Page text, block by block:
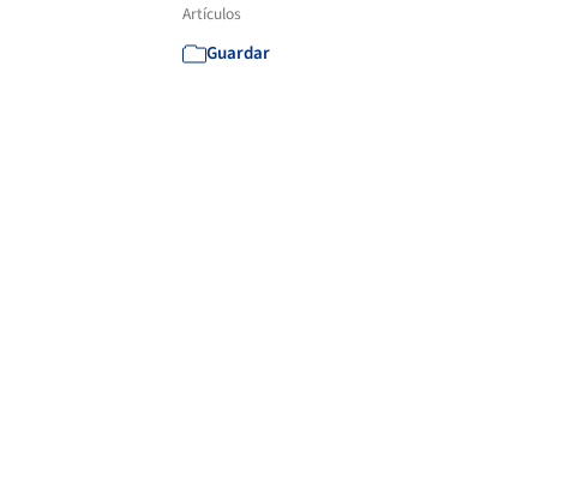
Artículos
Guardar